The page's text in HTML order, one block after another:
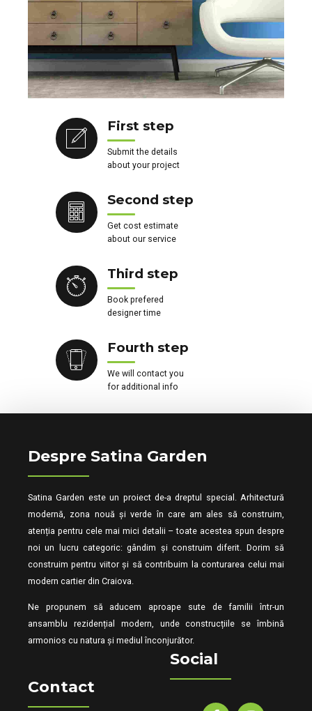
First step
Submit the details
about your project
Second step
Get cost estimate
about our service
Third step
Book prefered
designer time
Fourth step
We will contact you
for additional info
Despre Satina Garden
Satina Garden este un proiect de-a dreptul special. Arhitectură
modernă, zona nouă și verde în care am ales să construim,
atenția pentru cele mai mici detalii – toate acestea spun despre
noi un lucru categoric: gândim și construim diferit. Dorim să
construim pentru viitor și să contribuim la conturarea celui mai
modern cartier din Craiova.
Ne propunem să aducem aproape sute de familii într-un
ansamblu rezidențial modern, unde construcțiile se îmbină
armonios cu natura și mediul înconjurător.
Contact
Social